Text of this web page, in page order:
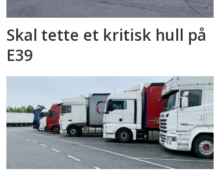
Skal tette et kritisk hull på
E39